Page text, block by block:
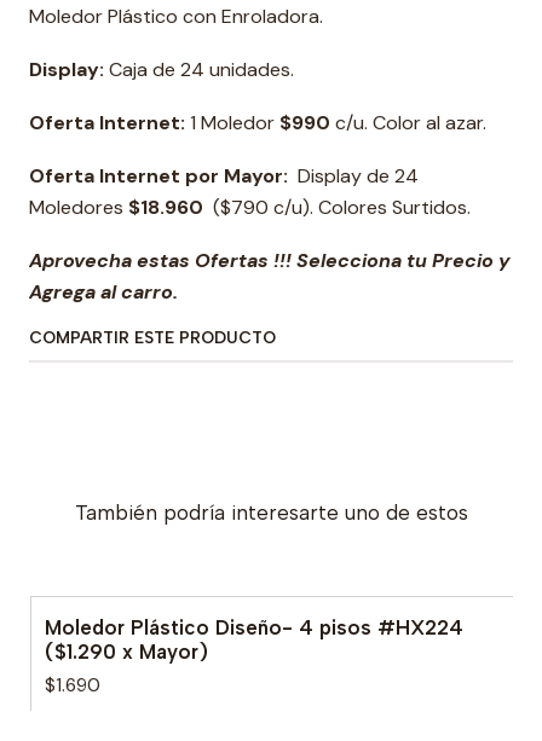
Moledor Plástico con Enroladora.
Display: Caja de 24 unidades.
Oferta Internet: 1 Moledor $990 c/u. Color al azar.
Oferta Internet por Mayor: Display de 24
Moledores $18.960 ($790 c/u). Colores Surtidos.
Aprovecha estas Ofertas !!! Selecciona tu Precio y
Agrega al carro.
COMPARTIR ESTE PRODUCTO
También podría interesarte uno de estos
Moledor Plástico Diseño- 4 pisos #HX224
($1.290 x Mayor)
$1.690